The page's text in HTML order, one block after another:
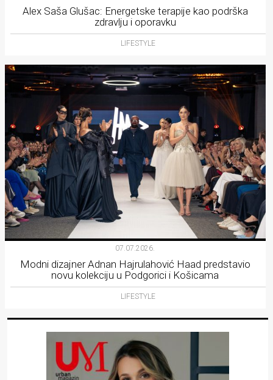
Alex Saša Glušac: Energetske terapije kao podrška
zdravlju i oporavku
LIFESTYLE
07.07.2026.
Modni dizajner Adnan Hajrulahović Haad predstavio
novu kolekciju u Podgorici i Košicama
LIFESTYLE